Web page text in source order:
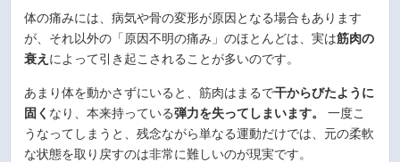
体の痛みには、病気や骨の変形が原因となる場合もあります
が、それ以外の「原因不明の痛み」のほとんどは、実は筋肉の
衰え によって引き起こされることが多いのです。
あまり体を動かさずにいると、筋肉はまるで干からびたように
固く なり、本来持っている弾力を失ってしまいます。
一度こ
うなってしまうと、残念ながら単なる運動だけでは、元の柔軟
な状態を取り戻すのは非常に難しいのが現実です。